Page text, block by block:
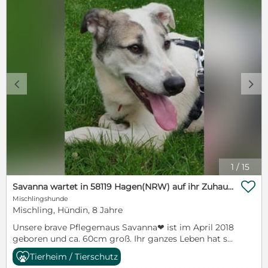
1 / 15
c d
Savanna wartet in 58119 Hagen(NRW) auf ihr Zuhause
Mischlingshunde
Mischling, Hündin, 8 Jahre
Unsere brave Pflegemaus Savanna❤ ist im April 2018
geboren und ca. 60cm groß. Ihr ganzes Leben hat sie
mit ihrer Mutter und den sieben Geschwistern -frisch
geboren von der Straße gerettet- in einem

Tierheim / Tierschutz